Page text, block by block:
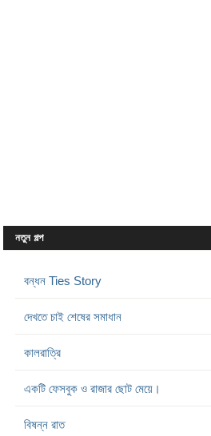
নতুন গল্প
বন্ধন Ties Story
দেখতে চাই শেষের সমাধান
কালরাত্রি
একটি ফেসবুক ও রাজার ছোট মেয়ে।
বিষন্ন রাত